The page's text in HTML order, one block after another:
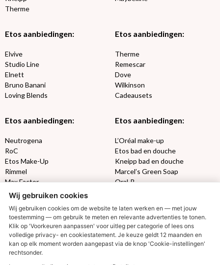
Therme
Etos aanbiedingen:
Elvive
Studio Line
Elnett
Bruno Banani
Loving Blends
Etos aanbiedingen:
Therme
Remescar
Dove
Wilkinson
Cadeausets
Etos aanbiedingen:
Neutrogena
RoC
Etos Make-Up
Rimmel
Max Factor
Etos aanbiedingen:
L’Oréal make-up
Etos bad en douche
Kneipp bad en douche
Marcel’s Green Soap
Oral-B
Etos aanbiedingen:
Aussie
Gillette
Gezichtsverzorging
DETOXEN
Always
Libresse
Gliss Kur
Wij gebruiken cookies
Wij gebruiken cookies om de website te laten werken en — met jouw
toestemming — om gebruik te meten en relevante advertenties te tonen.
Klik op 'Voorkeuren aanpassen' voor uitleg per categorie of lees ons
volledige privacy- en cookiestatement. Je keuze geldt 12 maanden en
kan op elk moment worden aangepast via de knop 'Cookie-instellingen'
rechtsonder.€2,50 korting?